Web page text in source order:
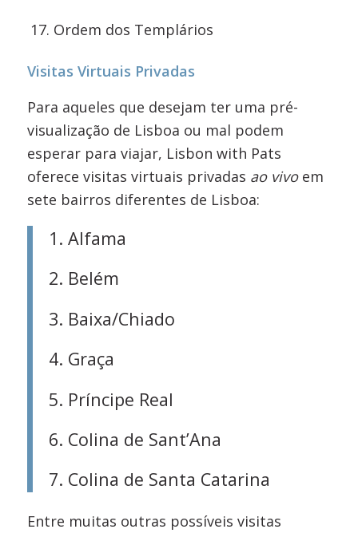
Ordem dos Templários
Visitas Virtuais Privadas
Para aqueles que desejam ter uma pré-
visualização de Lisboa ou mal podem
esperar para viajar, Lisbon with Pats
oferece visitas virtuais privadas ao vivoem
sete bairros diferentes de Lisboa:
1. Alfama
2. Belém
3. Baixa/Chiado
4. Graça
5. Príncipe Real
6. Colina de Sant’Ana
7. Colina de Santa Catarina
Entre muitas outras possíveis visitas